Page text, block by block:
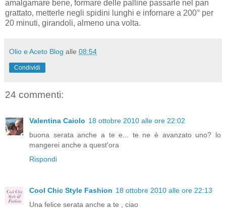
amalgamare bene, formare delle palline passarle nel pan
grattato, metterle negli spidini lunghi e infornare a 200° per
20 minuti, girandoli, almeno una volta.
Olio e Aceto Blog alle 08:54
Condividi
24 commenti:
Valentina Caiolo 18 ottobre 2010 alle ore 22:02
buona serata anche a te e... te ne è avanzato uno? lo
mangerei anche a quest'ora
Rispondi
Cool Chic Style Fashion 18 ottobre 2010 alle ore 22:13
Una felice serata anche a te , ciao